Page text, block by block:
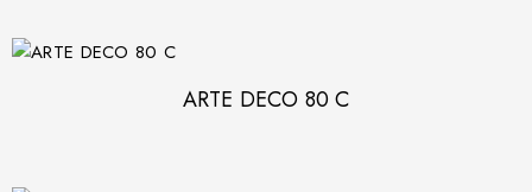
ARTE DECO 80 C